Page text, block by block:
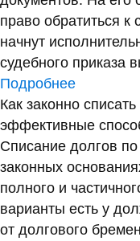
право обратиться
начнут
судебного приказа
Подробнее
Как законно
эффективные
Списание долгов
законных
полного и
варианты есть у
от долгового